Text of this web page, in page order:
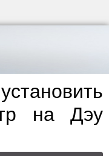
на Дэу